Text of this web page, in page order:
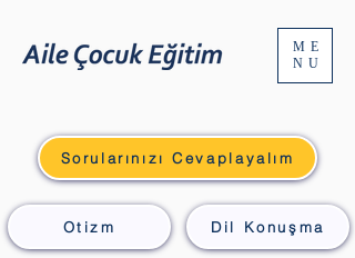
ME
NU
Sorularınızı Cevaplayalım
Dil Konuşma
Otizm